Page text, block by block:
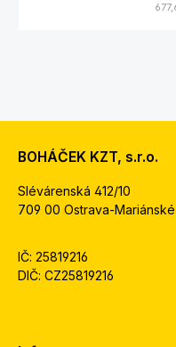
BOHÁČEK KZT, s.r.o.
Slévárenská 412/10
709 00 Ostrava-
IČ: 25819216
DIČ: CZ25819216